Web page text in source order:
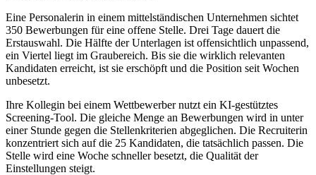
Eine Personalerin in einem mittelständischen Unternehmen sichtet
350 Bewerbungen für eine offene Stelle. Drei Tage dauert die
Erstauswahl. Die Hälfte der Unterlagen ist offensichtlich unpassend,
ein Viertel liegt im Graubereich. Bis sie die wirklich relevanten
Kandidaten erreicht, ist sie erschöpft und die Position seit Wochen
unbesetzt.
Ihre Kollegin bei einem Wettbewerber nutzt ein KI-gestütztes
Screening-Tool. Die gleiche Menge an Bewerbungen wird in unter
einer Stunde gegen die Stellenkriterien abgeglichen. Die Recruiterin
konzentriert sich auf die 25 Kandidaten, die tatsächlich passen. Die
Stelle wird eine Woche schneller besetzt, die Qualität der
Einstellungen steigt.